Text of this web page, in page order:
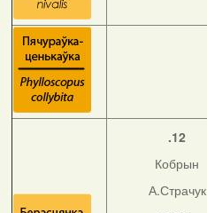
.12
Кобрын
А.Страчук